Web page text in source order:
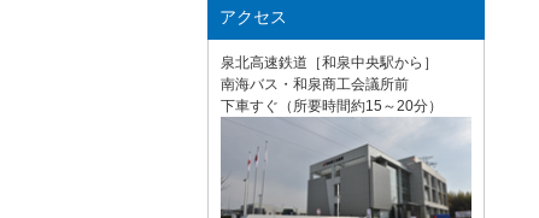
アクセス
泉北高速鉄道［和泉中央駅から］
南海バス・和泉商工会議所前
下車すぐ（所要時間約15～20分）